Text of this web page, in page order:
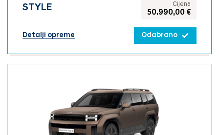
STYLE Cijena
50.990,00 €
Detalji opreme Odabrano